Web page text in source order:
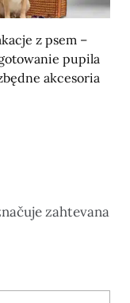
z psem –
pupila
akcesoria
zahtevana